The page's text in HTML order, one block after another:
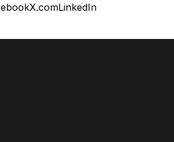
X.comLinkedIn